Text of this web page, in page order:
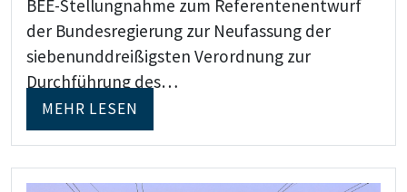
BEE-Stellungnahme zum Referentenentwurf
der Bundesregierung zur Neufassung der
siebenunddreißigsten Verordnung zur
Durchführung des…
MEHR LESEN